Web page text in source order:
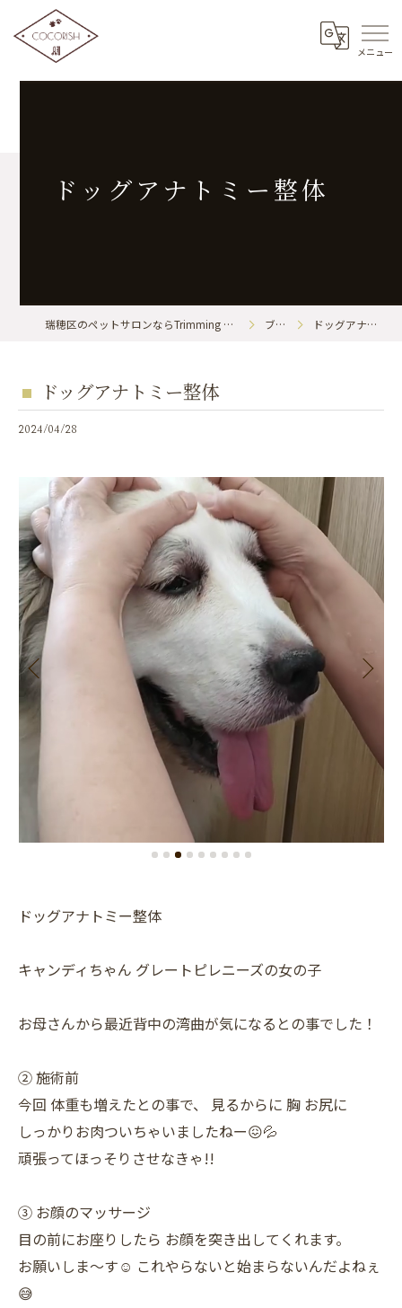
ドッグアナトミー整体
瑞穂区のペットサロンならTrimming & BodyCare COCORISH ブログ ドッグアナトミー整体
ドッグアナトミー整体
2024/04/28
ドッグアナトミー整体
キャンディちゃん グレートピレニーズの女の子
お母さんから最近背中の湾曲が気になるとの事でした！
② 施術前
今回 体重も増えたとの事で、 見るからに 胸 お尻に
しっかりお肉ついちゃいましたねー😖💦
頑張ってほっそりさせなきゃ!!
③ お顔のマッサージ
目の前にお座りしたら お顔を突き出してくれます。
お願いしま〜す☺️ これやらないと始まらないんだよねぇ
😅